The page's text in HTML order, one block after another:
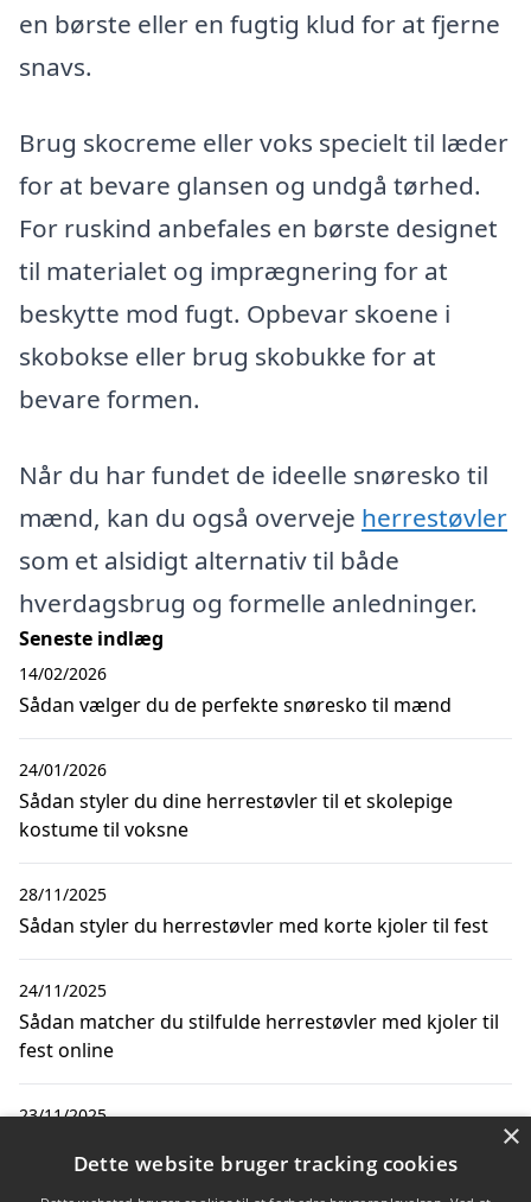
en børste eller en fugtig klud for at fjerne
snavs.
Brug skocreme eller voks specielt til læder
for at bevare glansen og undgå tørhed.
For ruskind anbefales en børste designet
til materialet og imprægnering for at
beskytte mod fugt. Opbevar skoene i
skobokse eller brug skobukke for at
bevare formen.
Når du har fundet de ideelle snøresko til
mænd, kan du også overveje herrestøvler
som et alsidigt alternativ til både
hverdagsbrug og formelle anledninger.
Seneste indlæg
Sådan vælger du de perfekte snøresko til mænd
14/02/2026
Sådan styler du dine herrestøvler til et skolepige
kostume til voksne
24/01/2026
Sådan styler du herrestøvler med korte kjoler til fest
28/11/2025
Sådan matcher du stilfulde herrestøvler med kjoler til
fest online
24/11/2025
mænd online
23/11/2025
×
Dette website bruger tracking cookies